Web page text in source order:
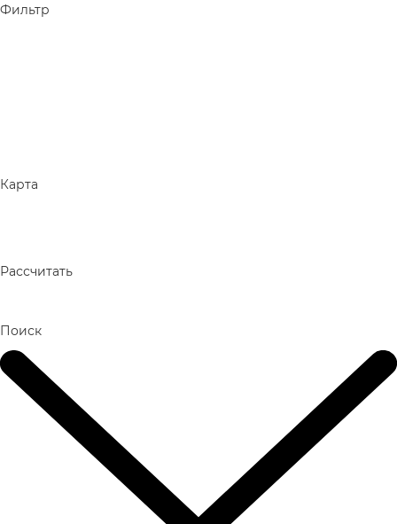
Фильтр
Карта
Рассчитать
Поиск